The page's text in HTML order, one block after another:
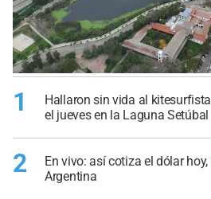
1
Hallaron sin vida al
el jueves en la Laguna Setúbal
2
En vivo: así cotiza el dólar
Argentina